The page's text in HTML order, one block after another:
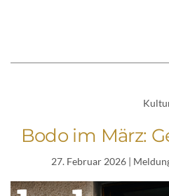
Bodo im März:
27. Februar 2026|